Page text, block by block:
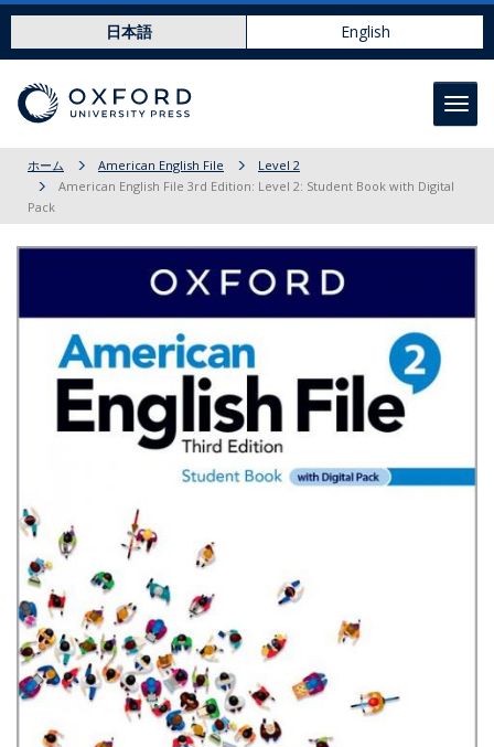
日本語 English
ホーム American English File
Level 2
American English File 3rd Edition: Level 2: Student Book with Digital
Pack